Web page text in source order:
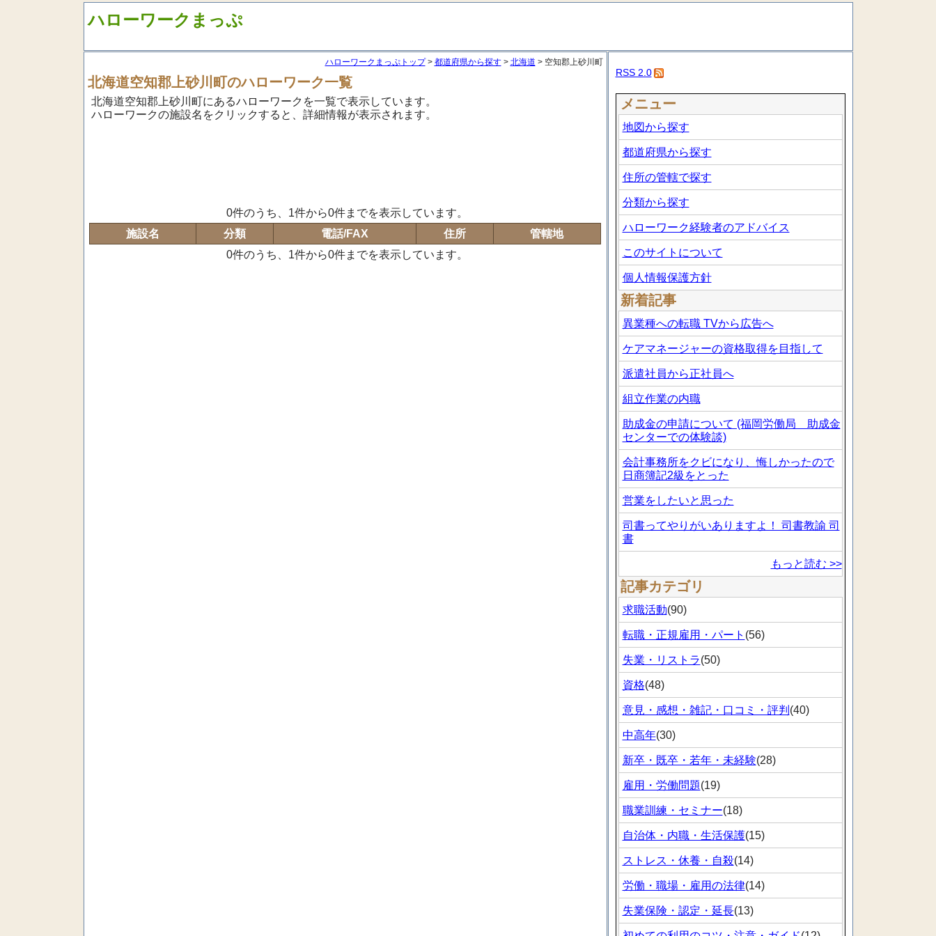
ハローワークまっぷ
ハローワークまっぷトップ> 都道府県から探す> 北海道 > 空知郡上砂川町
北海道空知郡上砂川町のハローワーク一覧
北海道空知郡上砂川町にあるハローワークを一覧で表示しています。
ハローワークの施設名をクリックすると、詳細情報が表示されます。
0件のうち、1件から0件までを表示しています。
施設名
分類 電話/FAX 住所
管轄地
0件のうち、1件から0件までを表示しています。
RSS 2.0
メニュー
地図から探す
都道府県から探す
住所の管轄で探す
分類から探す
ハローワーク経験者のアドバイス
このサイトについて
個人情報保護方針
新着記事
異業種への転職 TVから広告へ
ケアマネージャーの資格取得を目指して
派遣社員から正社員へ
組立作業の内職
助成金の申請について (福岡労働局 助成金
センターでの体験談)
会計事務所をクビになり、悔しかったので
日商簿記2級をとった
営業をしたいと思った
司書ってやりがいありますよ！ 司書教諭 司
書
もっと読む >>
記事カテゴリ
求職活動(90)
転職・正規雇用・パート (56)
失業・リストラ(50)
資格(48)
意見・感想・雑記・口コミ・評判 (40)
中高年(30)
新卒・既卒・若年・未経験(28)
雇用・労働問題(19)
職業訓練・セミナー(18)
自治体・内職・生活保護(15)
ストレス・休養・自殺(14)
労働・職場・雇用の法律(14)
失業保険・認定・延長(13)